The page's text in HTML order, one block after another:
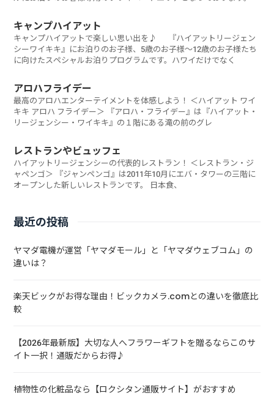
キャンプハイアット
キャンプハイアットで楽しい思い出を♪ 『ハイアットリージェン
シーワイキキ』にお泊りのお子様、5歳のお子様～12歳のお子様たち
に向けたスペシャルお泊りプログラムです。ハワイだけでなく
アロハフライデー
最高のアロハエンターテイメントを体感しよう！ ＜ハイアット ワイ
キキ アロハ フライデー＞ 『アロハ・フライデー』は『ハイアット・
リージェンシー・ワイキキ』の１階にある滝の前のグレ
レストランやビュッフェ
ハイアットリージェンシーの代表的レストラン！ ＜レストラン・ジ
ャペンゴ＞ 『ジャンペンゴ』は2011年10月にエバ・タワーの三階に
オープンした新しいレストランです。 日本食、
最近の投稿
ヤマダ電機が運営「ヤマダモール」と「ヤマダウェブコム」の
違いは？
楽天ビックがお得な理由！ビックカメラ.comとの違いを徹底比
較
【2026年最新版】大切な人へフラワーギフトを贈るならこのサ
イト一択！通販だからお得♪
植物性の化粧品なら【ロクシタン通販サイト】がおすすめ